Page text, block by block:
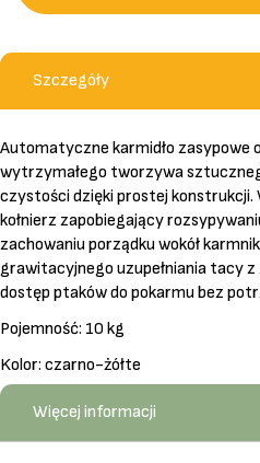
Szczegóły
Automatyczne karmidło zasypowe
wytrzymałego tworzywa
czystości dzięki prostej konstrukcji.
kołnierz zapobiegający
zachowaniu porządku wokół
grawitacyjnego uzupełniania tacy z
dostęp ptaków do pokarmu bez
Pojemność: 10 kg
Kolor: czarno-żółte
Więcej informacji